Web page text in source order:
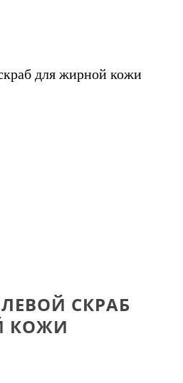
СКРАБ
КОЖИ